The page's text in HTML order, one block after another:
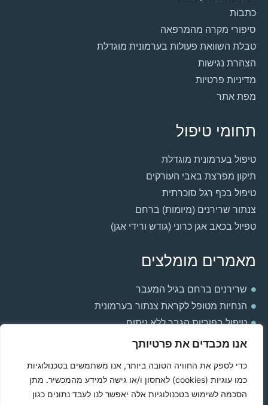
אנו מכבדים את פרטיותך
כדי לספק את החוויה הטובה ביותר, אנו משתמשים בטכנולוגיות
כמו עוגיות (cookies) לאחסון ו/או גישה למידע מהמכשיר. מתן
הסכמה לשימוש בטכנולוגיות אלה יאפשר לנו לעבד נתונים כגון
כתבות
סיפורי מקרה מהמרפאה
טבלת השוואת פעולות בערמונית מוגדלת
הצהרת נגישות
מדיניות פרטיות
מפת אתר
תחומי טיפול
טיפול בערמונית מוגדלת
תיקון מפרצת באבי העורקים
טיפול בכף רגל סוכרתית
צנתור שרירנים (מיומות) ברחם
טפיול בכאב אגן כרוני (גודש ורידי אגן)
מאמרים מומלצים
שרירנים ברחם בגיל המעבר
הנחיות מטופל לקראת צנתור בערמונית
טיפול בפוריות הגבר ללא ניתוח
למה אני חש חולשה וכבדות ברגליים?
תסחיף ריאתי בהריון
הסיבות לכאבים באשך שמאל